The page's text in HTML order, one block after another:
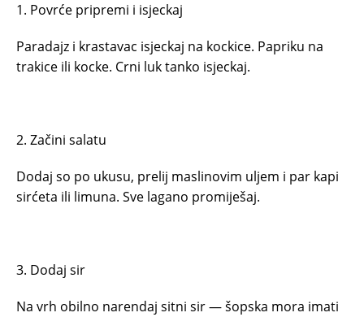
1. Povrće pripremi i isjeckaj
Paradajz i krastavac isjeckaj na kockice. Papriku na
trakice ili kocke. Crni luk tanko isjeckaj.
2. Začini salatu
Dodaj so po ukusu, prelij maslinovim uljem i par kapi
sirćeta ili limuna. Sve lagano promiješaj.
3. Dodaj sir
Na vrh obilno narendaj sitni sir — šopska mora imati